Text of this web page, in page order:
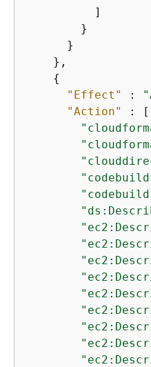
          ]
        }
      }
    },
{
"Effect"
:
"Action"
: [